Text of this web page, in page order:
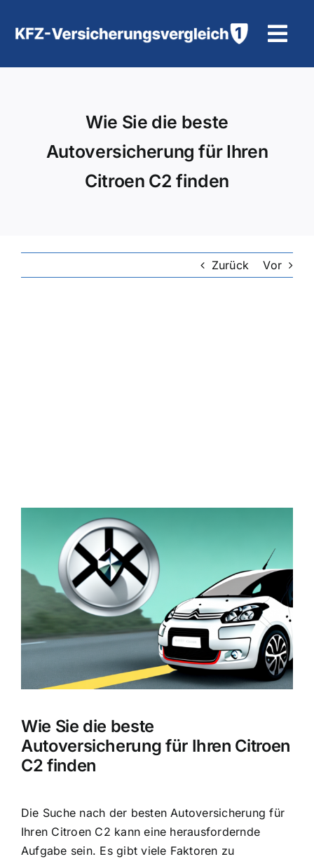
Inhalt
MotorradversicherungWie Sie die beste
Autoversicherung für Ihren
Citroen C2 finden
Zurück Vor
grösseres
Wie Sie die beste
Autoversicherung für Ihren Citroen
C2 finden
Die Suche nach der besten Autoversicherung für
Ihren Citroen C2 kann eine herausfordernde
Aufgabe sein. Es gibt viele Faktoren zu